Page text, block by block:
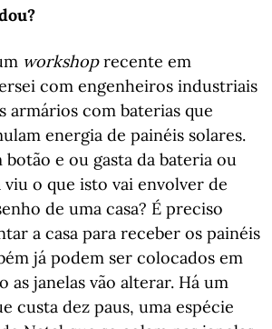
workshoprecente em
com engenheiros industriais
armários com baterias que
energia de painéis solares.
e ou gasta da bateria ou
viu o que isto vai envolver de
de uma casa? É preciso
a casa para receber os painéis
já podem ser colocados em
janelas vão alterar. Há um
custa dez paus, uma espécie